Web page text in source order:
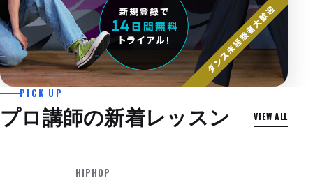
PICK UP
プロ講師の新着レッスン VIEW ALL
2026年07月24日
【英語版】HIPHOP振付 初級 〜 Nana
Yo-Sea feat. Daichi Yamamoto 〜
HIPHOP